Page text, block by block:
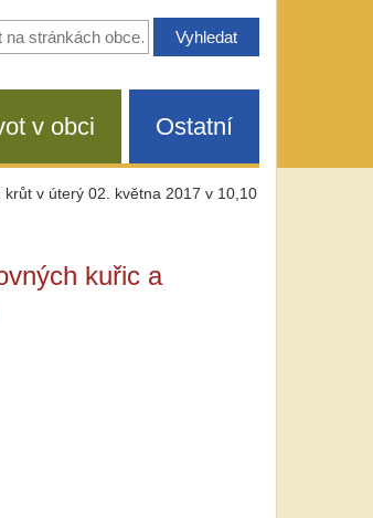
v obci Ostatní
v úterý 02. května 2017 v 10,10
kuřic a